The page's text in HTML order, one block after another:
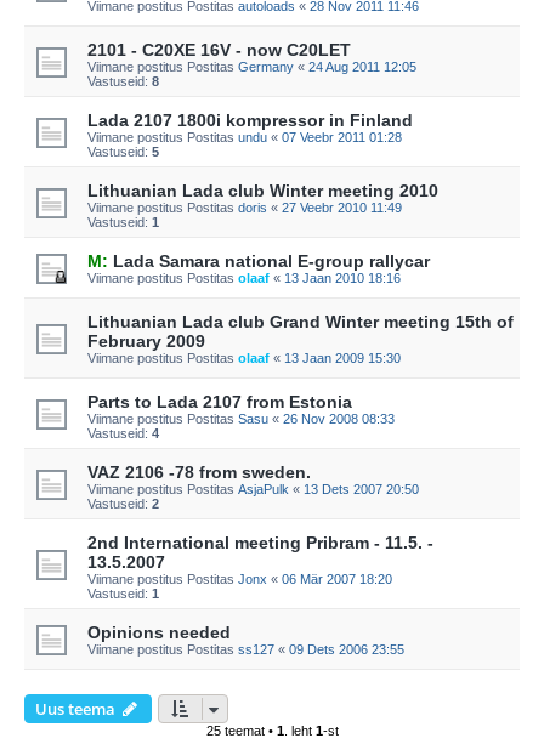
Viimane postitus Postitas autoloads « 28 Nov 2011 11:46
2101 - C20XE 16V - now C20LET
Viimane postitus Postitas Germany « 24 Aug 2011 12:05
Vastuseid: 8
Lada 2107 1800i kompressor in Finland
Viimane postitus Postitas undu « 07 Veebr 2011 01:28
Vastuseid: 5
Lithuanian Lada club Winter meeting 2010
Viimane postitus Postitas doris « 27 Veebr 2010 11:49
Vastuseid: 1
M: Lada Samara national E-group rallycar
Viimane postitus Postitas olaaf « 13 Jaan 2010 18:16
Lithuanian Lada club Grand Winter meeting 15th of
February 2009
Viimane postitus Postitas olaaf « 13 Jaan 2009 15:30
Parts to Lada 2107 from Estonia
Viimane postitus Postitas Sasu « 26 Nov 2008 08:33
Vastuseid: 4
VAZ 2106 -78 from sweden.
Viimane postitus Postitas AsjaPulk « 13 Dets 2007 20:50
Vastuseid: 2
2nd International meeting Pribram - 11.5. -
13.5.2007
Viimane postitus Postitas Jonx « 06 Mär 2007 18:20
Vastuseid: 1
Opinions needed
Viimane postitus Postitas ss127 « 09 Dets 2006 23:55
Uus teema
25 teemat • 1. leht 1-st